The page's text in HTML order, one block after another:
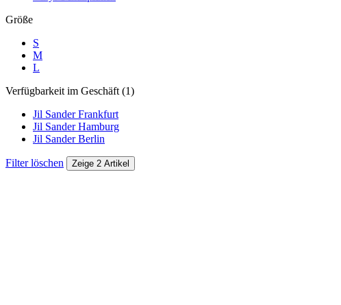
Größe
S
M
L
Verfügbarkeit im Geschäft (1)
Jil Sander Frankfurt
Jil Sander Hamburg
Jil Sander Berlin
Filter löschen Zeige 2 Artikel